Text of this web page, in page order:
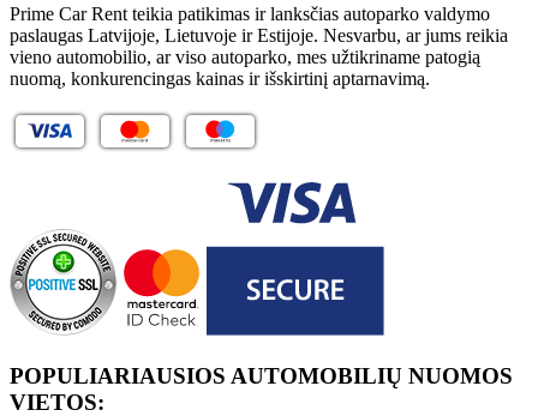
Prime Car Rent teikia patikimas ir lanksčias autoparko valdymo
paslaugas Latvijoje, Lietuvoje ir Estijoje. Nesvarbu, ar jums reikia
vieno automobilio, ar viso autoparko, mes užtikriname patogią
nuomą, konkurencingas kainas ir išskirtinį aptarnavimą.
POPULIARIAUSIOS AUTOMOBILIŲ NUOMOS
VIETOS: